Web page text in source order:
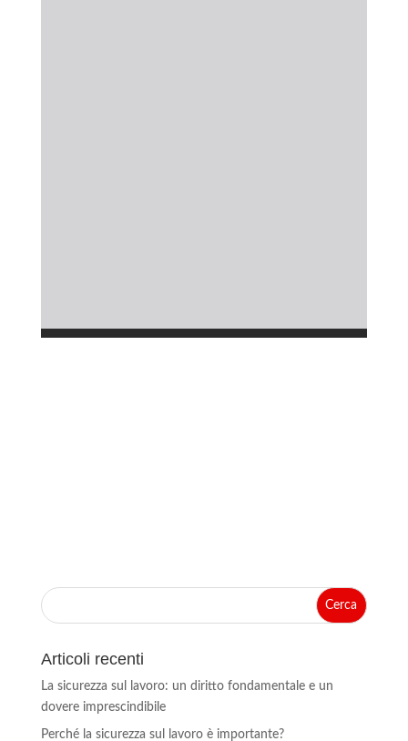
Articoli recenti
La sicurezza sul lavoro: un diritto fondamentale e un
dovere imprescindibile
Perché la sicurezza sul lavoro è importante?